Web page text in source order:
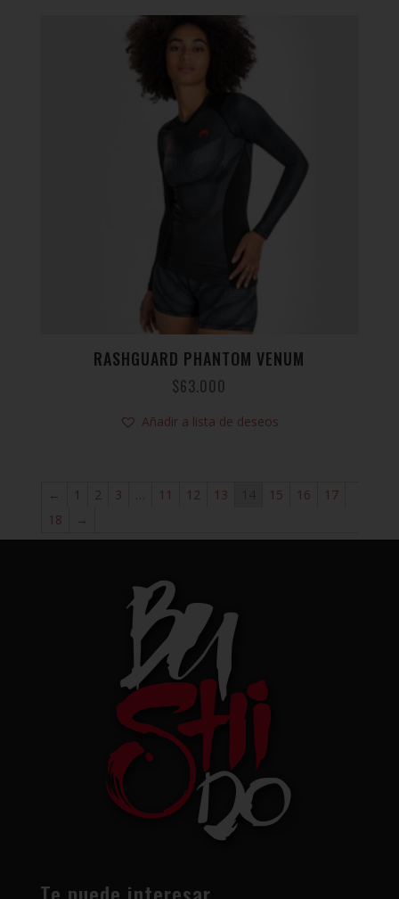
RASHGUARD PHANTOM VENUM
$63.000
Añadir a lista de deseos
← 1 2 3 … 11 12 13 15 16
17
18
→